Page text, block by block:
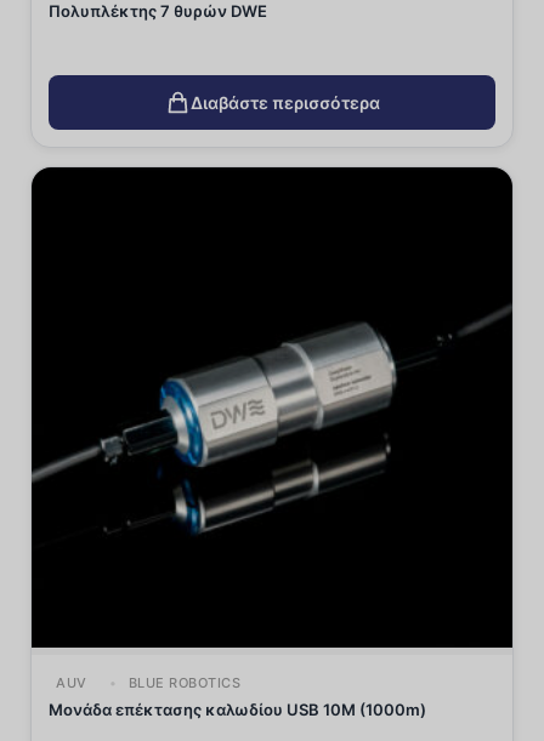
Πολυπλέκτης 7 θυρών DWE
Διαβάστε περισσότερα
AUV BLUE ROBOTICS
Μονάδα επέκτασης καλωδίου USB 10M (1000m)